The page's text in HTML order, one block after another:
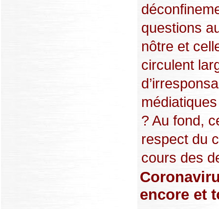
questions
nôtre et
circulent
? Au fond,
respect du
cours des
encore et